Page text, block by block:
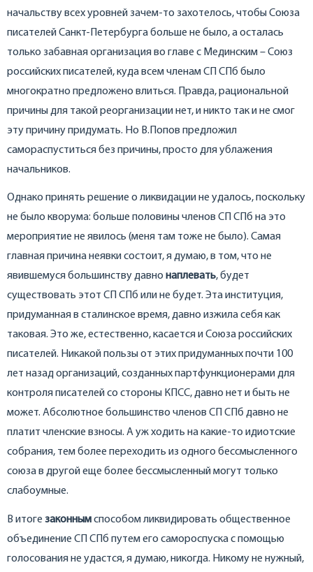
начальству всех уровней зачем-то захотелось, чтобы Союза
писателей Санкт-Петербурга больше не было, а осталась
только забавная организация во главе с Мединским – Союз
российских писателей, куда всем членам СП СПб было
многократно предложено влиться. Правда, рациональной
причины для такой реорганизации нет, и никто так и не смог
эту причину придумать. Но В.Попов предложил
самораспуститься без причины, просто для ублажения
начальников.
Однако принять решение о ликвидации не удалось, поскольку
не было кворума: больше половины членов СП СПб на это
мероприятие не явилось (меня там тоже не было). Самая
главная причина неявки состоит, я думаю, в том, что не
явившемуся большинству давно наплевать, будет
существовать этот СП СПб или не будет. Эта институция,
придуманная в сталинское время, давно изжила себя как
таковая. Это же, естественно, касается и Союза российских
писателей. Никакой пользы от этих придуманных почти 100
лет назад организаций, созданных партфункционерами для
контроля писателей со стороны КПСС, давно нет и быть не
может. Абсолютное большинство членов СП СПб давно не
платит членские взносы. А уж ходить на какие-то идиотские
собрания, тем более переходить из одного бессмысленного
союза в другой еще более бессмысленный могут только
слабоумные.
В итоге законнымспособом ликвидировать общественное
объединение СП СПб путем его самороспуска с помощью
голосования не удастся, я думаю, никогда. Никому не нужный,